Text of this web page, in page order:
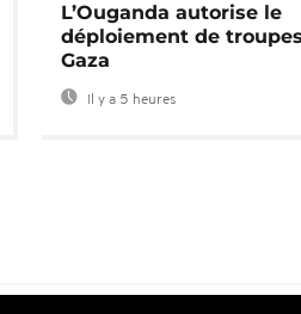
L’Ouganda autorise le
déploiement de
Gaza
Il y a 5 heures